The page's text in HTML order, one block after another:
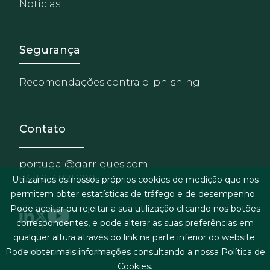
Notícias
Footer - Extranet y
Segurança
Recomendações contra o 'phishing'
Contato
portugal@garrigues.com
+351 213 821 200
Menu de rodapé
Termos legais & condições gerais
Utilizamos os nossos próprios cookies de medição que nos
permitem obter estatísticas de tráfego e de desempenho.
Pode aceitar ou rejeitar a sua utilização clicando nos botões
correspondentes, e pode alterar as suas preferências em
qualquer altura através do link na parte inferior do website.
Pode obter mais informações consultando a nossa Política de
Cookies.